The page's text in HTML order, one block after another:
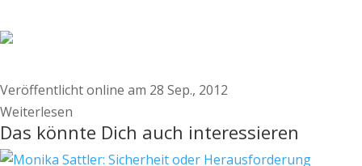
Veröffentlicht online am 28 Sep., 2012
Weiterlesen
Das könnte Dich auch interessieren